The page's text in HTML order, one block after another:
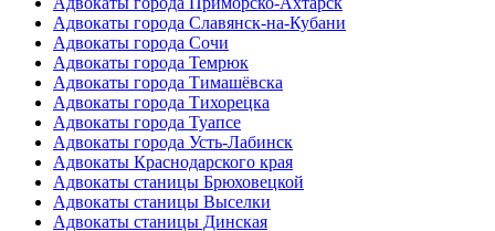
Адвокаты города Славянск-на-Кубани
Адвокаты города Сочи
Адвокаты города Темрюк
Адвокаты города Тимашёвска
Адвокаты города Тихорецка
Адвокаты города Туапсе
Адвокаты города Усть-Лабинск
Адвокаты Краснодарского края
Адвокаты станицы Брюховецкой
Адвокаты станицы Выселки
Адвокаты станицы Динская